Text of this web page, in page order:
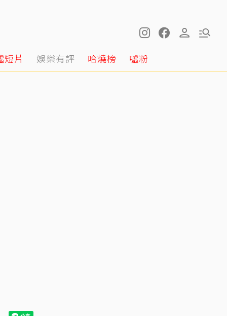
短片 娛樂有評 哈燒榜 噓粉